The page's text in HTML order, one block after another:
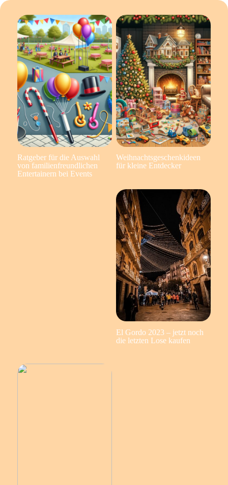
Ratgeber für die Auswahl
von familienfreundlichen
Entertainern bei Events
Weihnachtsgeschenkideen
für kleine Entdecker
El Gordo 2023 – jetzt noch
die letzten Lose kaufen